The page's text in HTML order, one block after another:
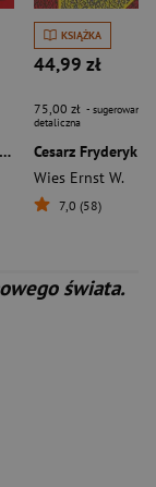
Jak nie przeminęło z wiatrem. Sekrety życia Margaret Mitchell
KSIĄŻKA
44,99 zł
75,00 zł - sugerowana
detaliczna
Cesarz Fryderyk II
Wies Ernst W.
7,0 (58)
świata.